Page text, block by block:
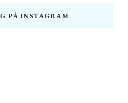
PÅ INSTAGRAM